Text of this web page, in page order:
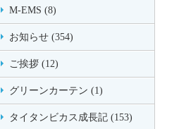
M-EMS (8)
お知らせ (354)
ご挨拶 (12)
グリーンカーテン (1)
タイタンビカス成長記 (153)